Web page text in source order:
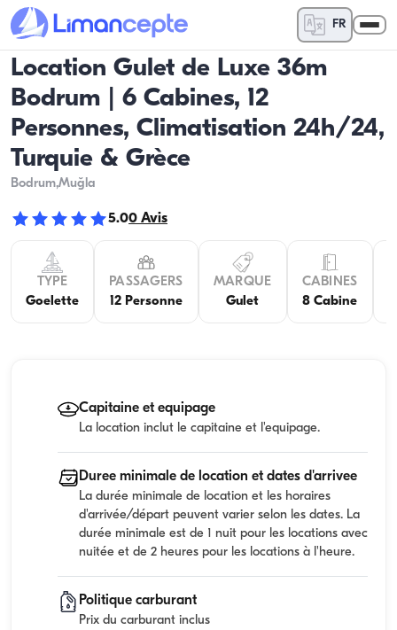
FR
Location Gulet de Luxe 36m
Bodrum | 6 Cabines, 12
Personnes, Climatisation 24h/24,
Turquie & Grèce
Bodrum,Muğla
5.00 Avis
TYPE
Goelette
PASSAGERS
12 Personne
MARQUE
Gulet
CABINES
8 Cabine
Capitaine et equipage
La location inclut le capitaine et l'equipage.
Duree minimale de location et dates d'arrivee
La durée minimale de location et les horaires
d'arrivée/départ peuvent varier selon les dates. La
durée minimale est de 1 nuit pour les locations avec
nuitée et de 2 heures pour les locations à l'heure.
Politique carburant
Prix du carburant inclus